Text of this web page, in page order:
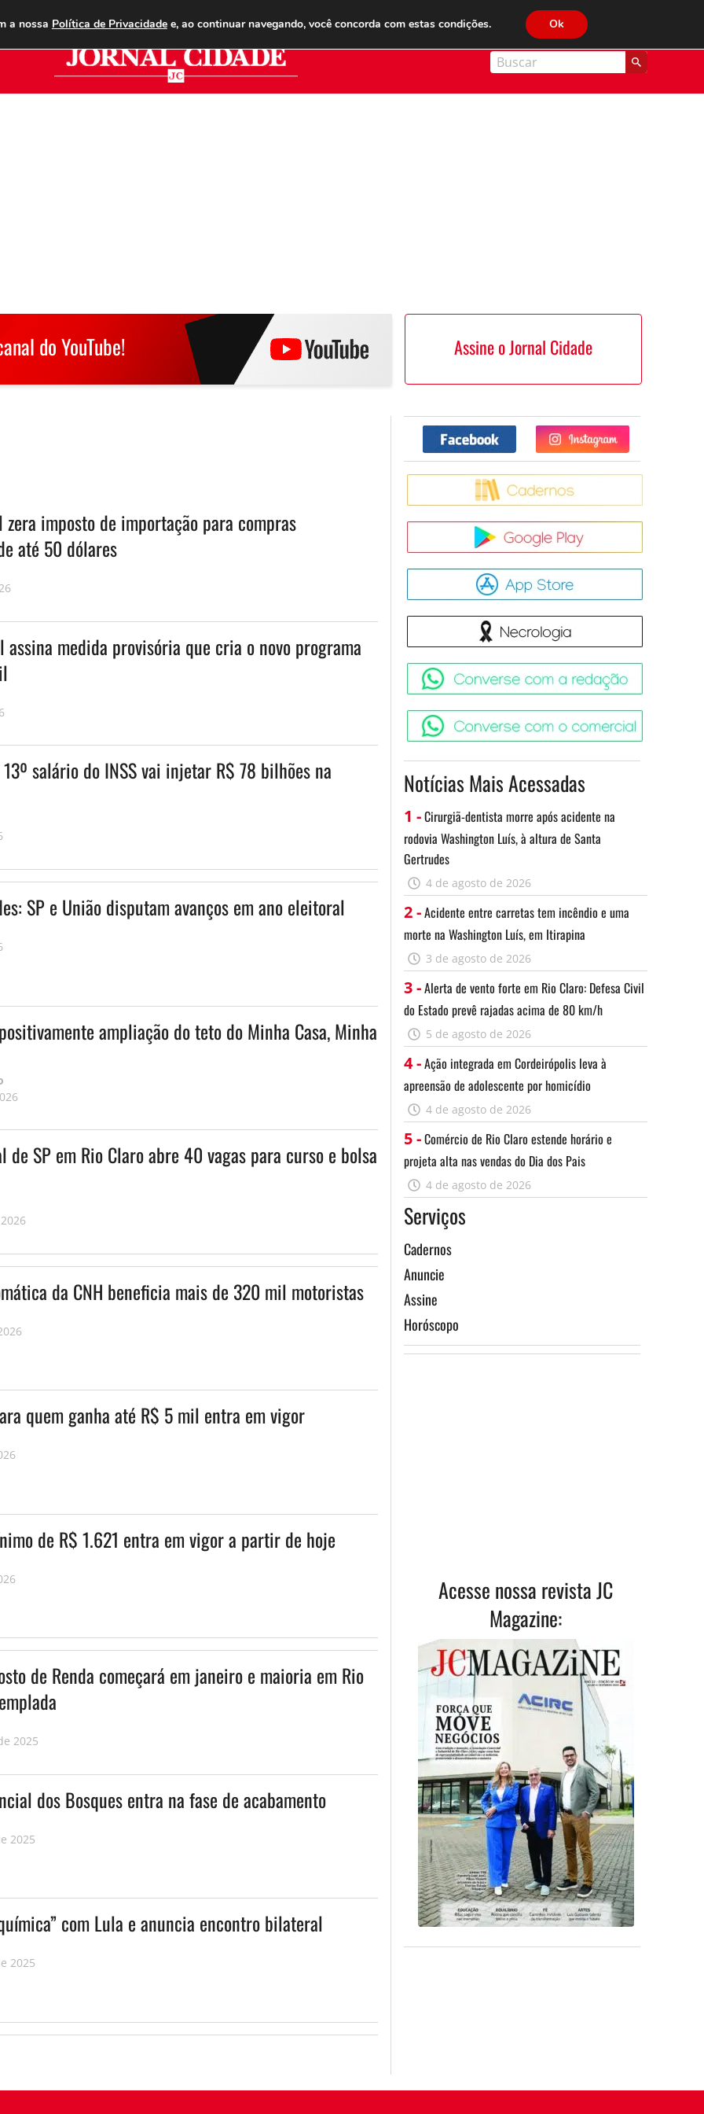
ANUNCIE ASSINE CONTATO PUBLICIDADE LEGAL JC FM 89.1
do YouTube! Assine o Jornal Cidade
zera imposto de importação para compras
até 50 dólares
assina medida provisória que cria o novo programa
salário do INSS vai injetar R$ 78 bilhões na
SP e União disputam avanços em ano eleitoral
ampliação do teto do Minha Casa, Minha
de SP em Rio Claro abre 40 vagas para curso e bolsa
da CNH beneficia mais de 320 mil motoristas
quem ganha até R$ 5 mil entra em vigor
de R$ 1.621 entra em vigor a partir de hoje
de Renda começará em janeiro e maioria em Rio
2025
dos Bosques entra na fase de acabamento
2025
com Lula e anuncia encontro bilateral
2025
Facebook Twitter
Notícias Mais Acessadas
1 -Cirurgiã-dentista morre após acidente na
rodovia Washington Luís, à altura de Santa
Gertrudes
4 de agosto de 2026
2 -Acidente entre carretas tem incêndio e uma
morte na Washington Luís, em Itirapina
3 de agosto de 2026
3 -Alerta de vento forte em Rio Claro: Defesa Civil
do Estado prevê rajadas acima de 80 km/h
5 de agosto de 2026
4 -Ação integrada em Cordeirópolis leva à
apreensão de adolescente por homicídio
4 de agosto de 2026
5 -Comércio de Rio Claro estende horário e
projeta alta nas vendas do Dia dos Pais
4 de agosto de 2026
Serviços
Cadernos
Anuncie
Assine
Horóscopo
Acesse nossa revista JC
Magazine:
a nossa Política de Privacidadee, ao continuar navegando, você concorda com estas condições. Ok